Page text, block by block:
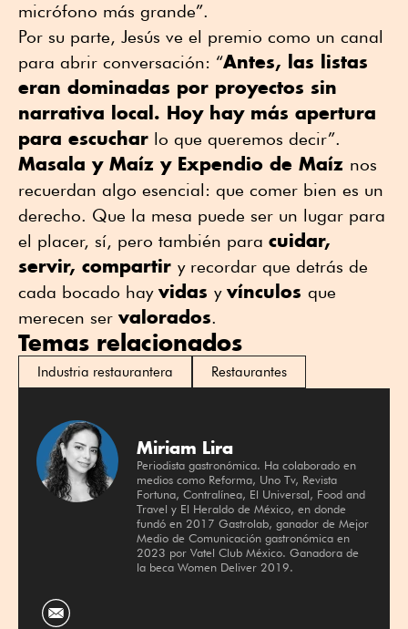
micrófono más grande”.
Por su parte, Jesús ve el premio como un canal
para abrir conversación: “Antes, las listas
eran dominadas por proyectos sin
narrativa local. Hoy hay más apertura
para escuchar lo que queremos decir”.
Masala y Maíz y Expendio de Maíz nos
recuerdan algo esencial: que comer bien es un
derecho. Que la mesa puede ser un lugar para
el placer, sí, pero también para cuidar,
servir, compartir y recordar que detrás de
cada bocado hay vidas y vínculos que
merecen ser valorados.
Temas relacionados
Industria restaurantera Restaurantes
Miriam Lira
Periodista gastronómica. Ha colaborado en
medios como Reforma, Uno Tv, Revista
Fortuna, Contralínea, El Universal, Food and
Travel y El Heraldo de México, en donde
fundó en 2017 Gastrolab, ganador de Mejor
Medio de Comunicación gastronómica en
2023 por Vatel Club México. Ganadora de
la beca Women Deliver 2019.